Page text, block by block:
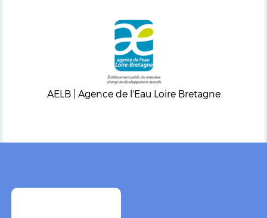
AELB | Agence de l'Eau Loire Bretagne